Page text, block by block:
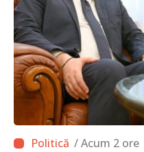
/ Acum 2 ore